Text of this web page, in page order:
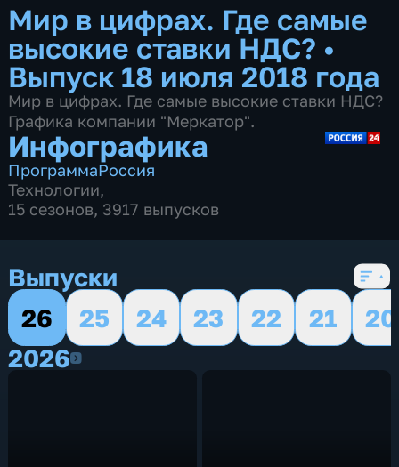
Мир в цифрах. Где самые
высокие ставки НДС? •
Выпуск 18 июля 2018 года
Мир в цифрах. Где самые высокие ставки НДС?
Графика компании "Меркатор".
Инфографика
ПрограммаРоссия
Технологии,
15 сезонов, 3917 выпусков
Выпуски
26
25 24 23 22 21
20
20262026